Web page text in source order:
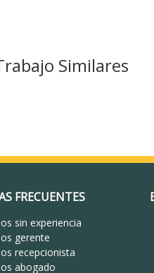
Similares
FRECUENTES
sin experiencia
gerente
recepcionista
abogado